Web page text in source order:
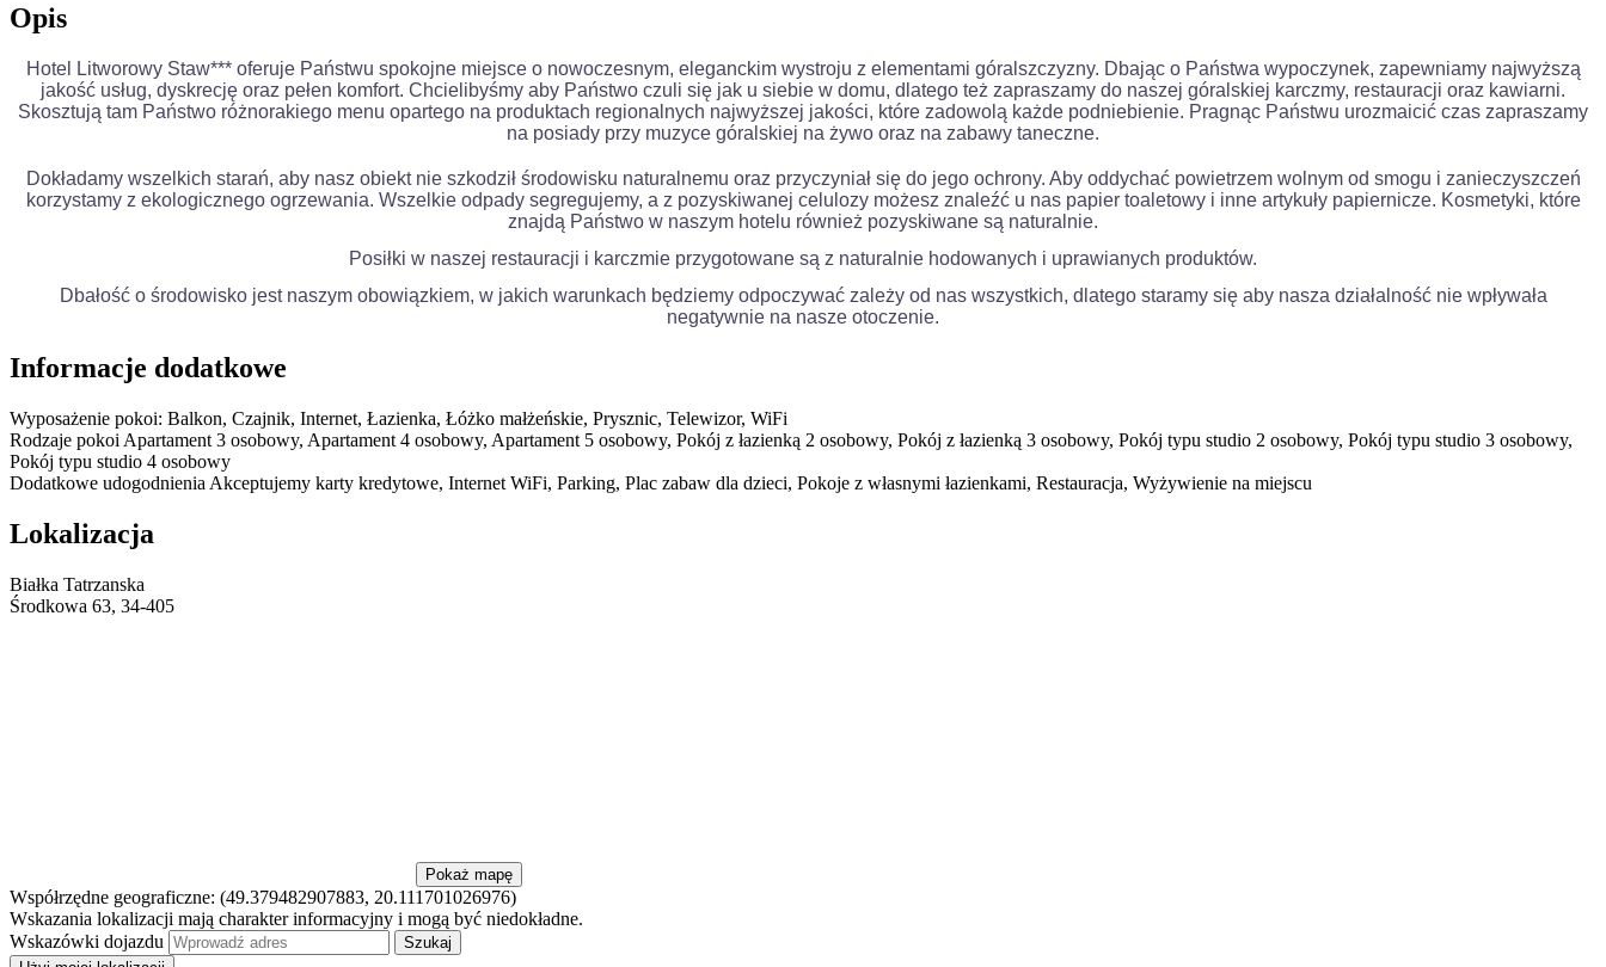
Opis
Hotel Litworowy Staw*** oferuje Państwu spokojne miejsce o nowoczesnym, eleganckim wystroju z elementami góralszczyzny. Dbając o Państwa wypoczynek, zapewniamy najwyższą
jakość usług, dyskrecję oraz pełen komfort. Chcielibyśmy aby Państwo czuli się jak u siebie w domu, dlatego też zapraszamy do naszej góralskiej karczmy, restauracji oraz kawiarni.
Skosztują tam Państwo różnorakiego menu opartego na produktach regionalnych najwyższej jakości, które zadowolą każde podniebienie. Pragnąc Państwu urozmaicić czas zapraszamy
na posiady przy muzyce góralskiej na żywo oraz na zabawy taneczne.
Dokładamy wszelkich starań, aby nasz obiekt nie szkodził środowisku naturalnemu oraz przyczyniał się do jego ochrony. Aby oddychać powietrzem wolnym od smogu i zanieczyszczeń
korzystamy z ekologicznego ogrzewania. Wszelkie odpady segregujemy, a z pozyskiwanej celulozy możesz znaleźć u nas papier toaletowy i inne artykuły papiernicze. Kosmetyki, które
znajdą Państwo w naszym hotelu również pozyskiwane są naturalnie.
Posiłki w naszej restauracji i karczmie przygotowane są z naturalnie hodowanych i uprawianych produktów.
Dbałość o środowisko jest naszym obowiązkiem, w jakich warunkach będziemy odpoczywać zależy od nas wszystkich, dlatego staramy się aby nasza działalność nie wpływała
negatywnie na nasze otoczenie.
Informacje dodatkowe
Wyposażenie pokoi: Balkon, Czajnik, Internet, Łazienka, Łóżko małżeńskie, Prysznic, Telewizor, WiFi
Rodzaje pokoi Apartament 3 osobowy, Apartament 4 osobowy, Apartament 5 osobowy, Pokój z łazienką 2 osobowy, Pokój z łazienką 3 osobowy, Pokój typu studio 2 osobowy, Pokój typu studio 3 osobowy,
Pokój typu studio 4 osobowy
Dodatkowe udogodnienia Akceptujemy karty kredytowe, Internet WiFi, Parking, Plac zabaw dla dzieci, Pokoje z własnymi łazienkami, Restauracja, Wyżywienie na miejscu
Lokalizacja
Białka Tatrzanska
Środkowa 63, 34-405
Pokaż mapę
Współrzędne geograficzne: (49.379482907883, 20.111701026976)
Wskazania lokalizacji mają charakter informacyjny i mogą być niedokładne.
Wskazówki dojazdu